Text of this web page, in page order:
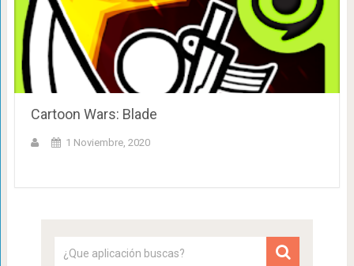
Cartoon Wars: Blade
1 Noviembre, 2020